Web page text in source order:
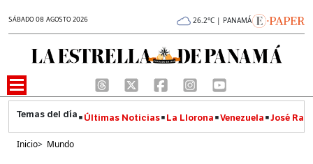
SÁBADO 08 AGOSTO 2026 26.2°C | PANAMÁ
Últimas Noticias La Llorona Venezuela José
Inicio> Mundo